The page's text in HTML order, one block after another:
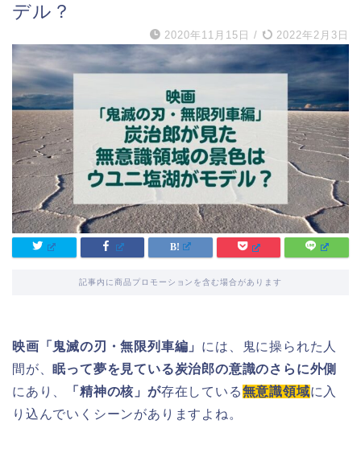
デル？
2020年11月15日 / 2022年2月3日
記事内に商品プロモーションを含む場合があります
映画「鬼滅の刃・無限列車編」 には、鬼に操られた人
間が、眠って夢を見ている炭治郎の意識のさらに外側
にあり、
「精神の核」が存在している無意識領域に入
り込んでいくシーンがありますよね。